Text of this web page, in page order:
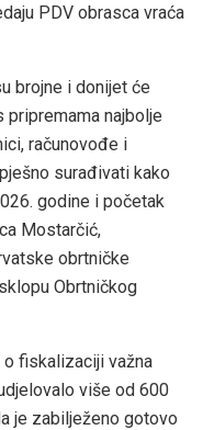
PDV obrasca vraća
brojne i donijet će
pripremama najbolje
računovođe i
surađivati kako
godine i početak
Mostarčić,
obrtničke
Obrtničkog
fiskalizaciji važna
više od 600
je zabilježeno gotovo